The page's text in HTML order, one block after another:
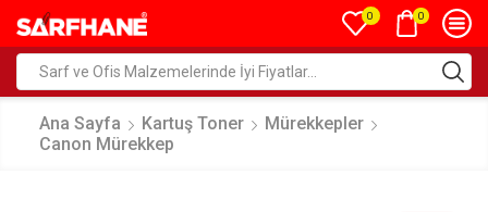
0 0
Ana Sayfa Kartuş Toner
Mürekkepler
Canon Mürekkep